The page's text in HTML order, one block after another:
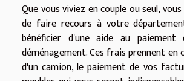
Que vous viviez en couple ou seul,
de faire recours à votre
bénéficier d'une aide au
déménagement. Ces frais prennent
d'un camion, le paiement de vos